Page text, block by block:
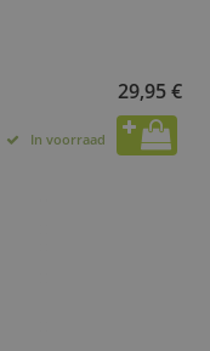
29,95 €
In voorraad